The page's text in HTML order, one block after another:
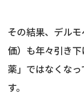
その結果、デル
価）も年々引き
薬」ではなくな
す。